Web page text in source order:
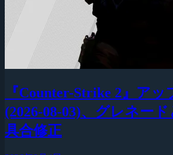
『Counter-Strike 2』アッ
(2026-08-03)、グレネー
具合修正